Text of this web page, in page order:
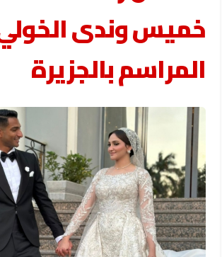
خميس وندى
المراسم بالجزيرة